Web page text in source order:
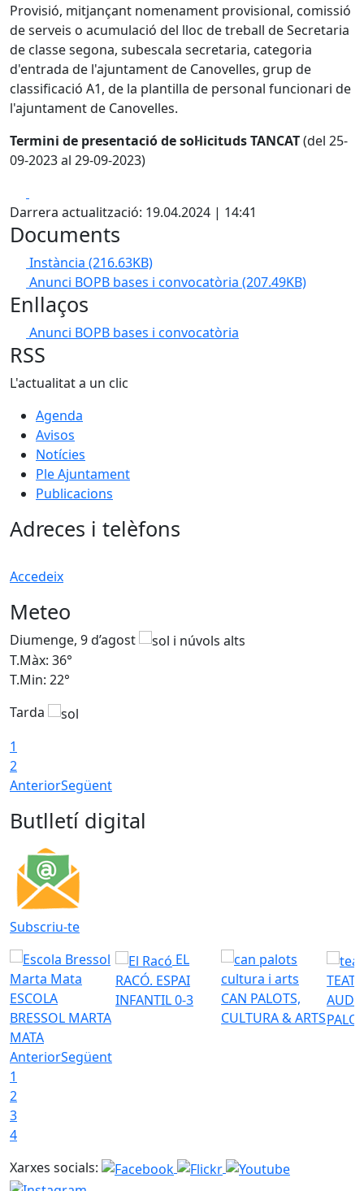
Provisió, mitjançant nomenament provisional, comissió
de serveis o acumulació del lloc de treball de Secretaria
de classe segona, subescala secretaria, categoria
d'entrada de l'ajuntament de Canovelles, grup de
classificació A1, de la plantilla de personal funcionari de
l'ajuntament de Canovelles.
Termini de presentació de sol·licituds TANCAT(del 25-
09-2023 al 29-09-2023)
Darrera actualització: 19.04.2024 | 14:41
Documents
Instància (216.63KB)
Anunci BOPB bases i convocatòria (207.49KB)
Enllaços
Anunci BOPB bases i convocatòria
RSS
L'actualitat a un clic
Agenda
Avisos
Notícies
Ple Ajuntament
Publicacions
Adreces i telèfons
Accedeix
Meteo
Diumenge, 9 d’agost
T.Màx: 36°
T.Min: 22°
Tarda
1
2
AnteriorSegüent
Butlletí digital
Subscriu-te
ESCOLA
BRESSOL MARTA
MATA
EL
RACÓ. ESPAI
INFANTIL 0-3
CAN PALOTS,
CULTURA & ARTS
AnteriorSegüent
1
2
3
4
Xarxes socials: